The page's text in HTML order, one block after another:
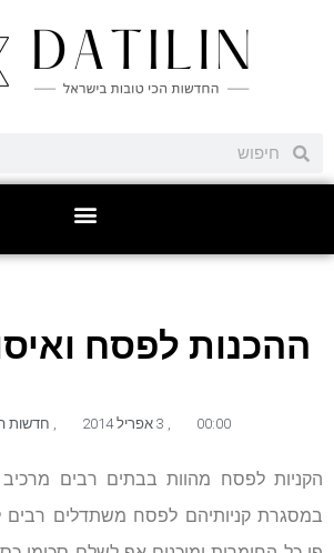
ההכנות לפסח
00:00
,
, חדשות
הקניות לפסח מהוות בבתים רבים מרכיב
במסגרת קניותיהם לפסח משתדלים